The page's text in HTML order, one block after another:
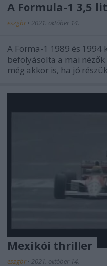
A Formula-1 3,5
eszgbr • 2021. október 14.
A Forma-1 1989 és
befolyásolta a mai
még akkor is, ha jó
Mexikói thriller
eszgbr • 2021. október 14.